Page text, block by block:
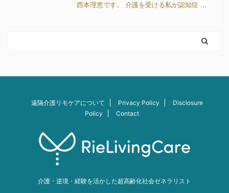
西本理恵です。 介護を受ける私が認知症 ...
遠隔介護リモケアについて Privacy Policy
Disclosure
Policy
Contact
介護・逆境・経験を活かした超高齢化社会ゼネラリスト